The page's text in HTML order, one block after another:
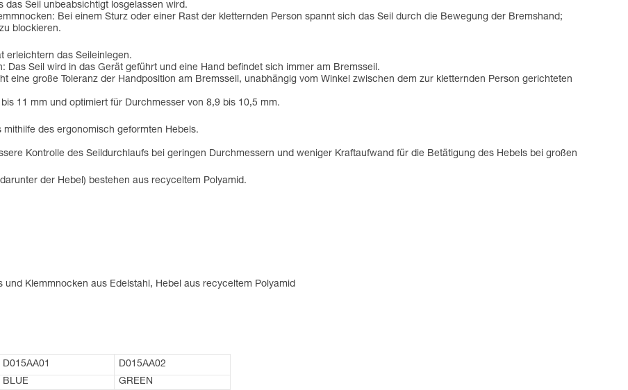
das Seil unbeabsichtigt losgelassen wird.
Bei einem Sturz oder einer Rast der kletternden Person spannt sich das Seil durch die Bewegung der Bremshand;
blockieren.
erleichtern das Seileinlegen.
Das Seil wird in das Gerät geführt und eine Hand befindet sich immer am Bremsseil.
eine große Toleranz der Handposition am Bremsseil, unabhängig vom Winkel zwischen dem zur kletternden Person gerichteten
11 mm und optimiert für Durchmesser von 8,9 bis 10,5 mm.
des ergonomisch geformten Hebels.
Kontrolle des Seildurchlaufs bei geringen Durchmessern und weniger Kraftaufwand für die Betätigung des Hebels bei großen
der Hebel) bestehen aus recyceltem Polyamid.
Klemmnocken aus Edelstahl, Hebel aus recyceltem Polyamid
D015AA01
D015AA02
BLUE
GREEN